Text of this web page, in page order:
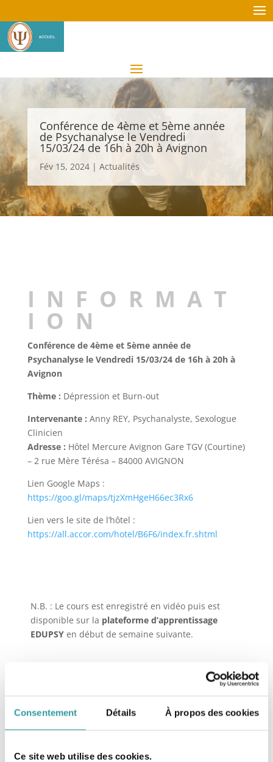
Consentement Détails À propos des cookies
Ce site web utilise des cookies.
Conférence de 4ème et 5ème année
de Psychanalyse le Vendredi
15/03/24 de 16h à 20h à Avignon
Fév 15, 2024| Actualités
INFORMAT
ION
Conférence de 4ème et 5ème année de
Psychanalyse le Vendredi 15/03/24 de 16h à 20h à
Avignon
Thème : Dépression et Burn-out
Intervenante : Anny REY, Psychanalyste, Sexologue
Clinicien
Adresse : Hôtel Mercure Avignon Gare TGV (Courtine)
– 2 rue Mère Térésa – 84000 AVIGNON
Lien Google Maps :
https://goo.gl/maps/tjzXmHgeH66ec3Rx6
Lien vers le site de l’hôtel :
https://all.accor.com/hotel/B6F6/index.fr.shtml
N.B. : Le cours est enregistré en vidéo puis est
disponible sur la plateforme d’apprentissage
EDUPSYen début de semaine suivante.